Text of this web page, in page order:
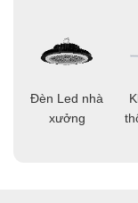
Đèn Led nhà
xưởng